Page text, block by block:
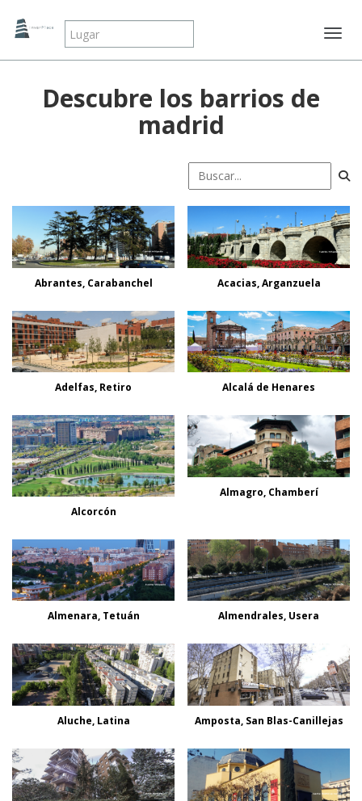
Descubre los barrios de
madrid
Abrantes, Carabanchel Acacias, Arganzuela
Adelfas, Retiro Alcalá de Henares
Alcorcón
Almagro, Chamberí
Almenara, Tetuán Almendrales, Usera
Aluche, Latina Amposta, San Blas-Canillejas